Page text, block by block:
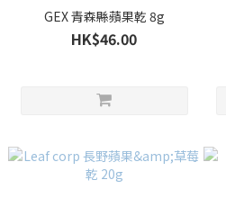
GEX 青森縣蘋果乾 8g
HK$46.00